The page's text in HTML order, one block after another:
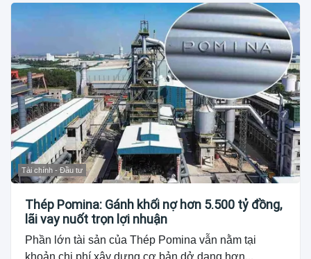
Tài chính - Đầu tư
Thép Pomina: Gánh khối nợ hơn 5.500 tỷ đồng,
lãi vay nuốt trọn lợi nhuận
Phần lớn tài sản của Thép Pomina vẫn nằm tại
khoản chi phí xây dựng cơ bản dở dang hơn...